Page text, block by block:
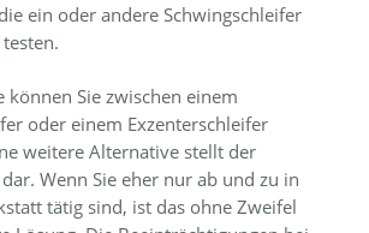
ein oder andere Schwingschleifer
können Sie zwischen einem
oder einem Exzenterschleifer
weitere Alternative stellt der
Wenn Sie eher nur ab und zu in
tätig sind, ist das ohne Zweifel